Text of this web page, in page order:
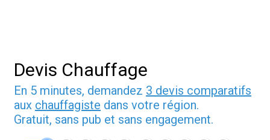
Devis Chauffage
En 5 minutes, demandez 3 devis comparatifs
aux chauffagiste dans votre région.
Gratuit, sans pub et sans engagement.